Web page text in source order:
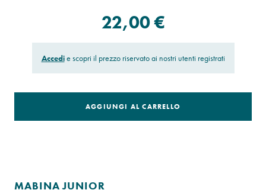
22,00 €
Accedie scopri il prezzo riservato ai nostri utenti registrati
AGGIUNGI AL CARRELLO
MABINA JUNIOR